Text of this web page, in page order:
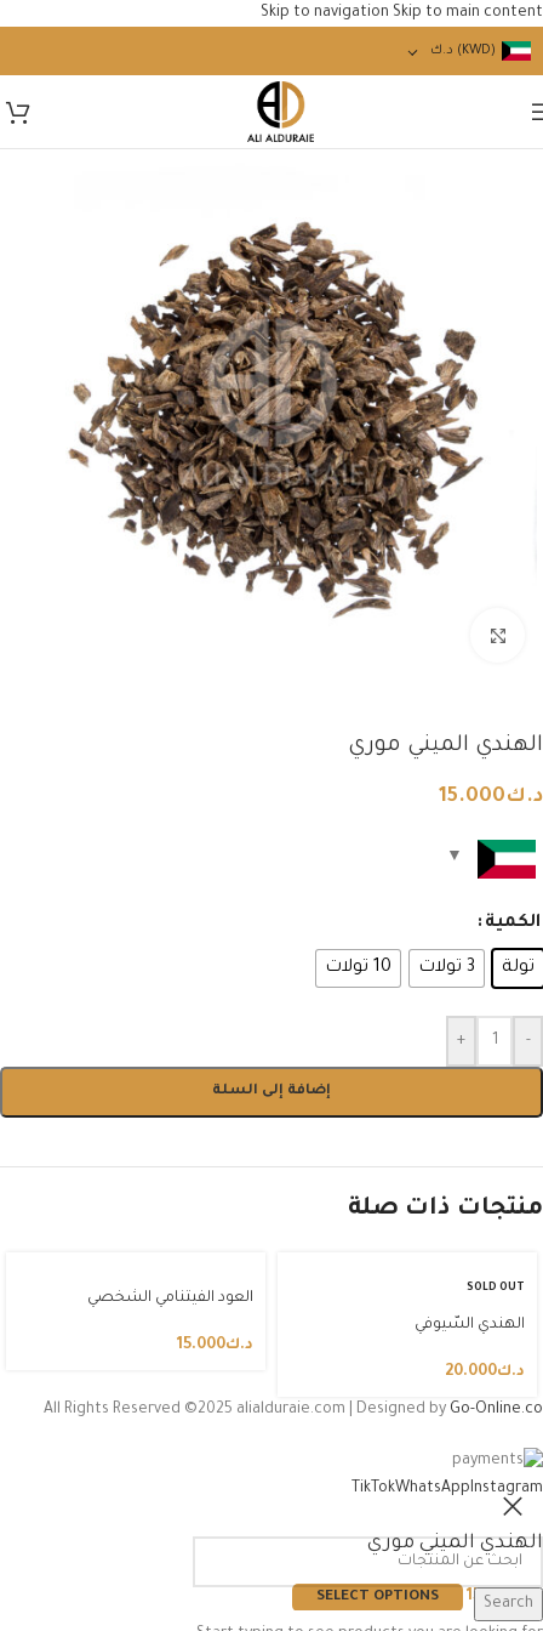
Skip to navigation Skip to main content
(KWD) د.ك
الهندي الميني موري
د.ك15.000
الكمية
تولة 3 تولات 10 تولات
-
+
إضافة إلى السلة
منتجات ذات صلة
SOLD OUT
الهندي السّيوفي
د.ك20.000
العود الفيتنامي الشخصي
د.ك15.000
All Rights Reserved ©2025 alialduraie.com | Designed by Go-Online.co
Search
Instagram
WhatsApp
TikTok
الهندي الميني موري
د.ك15.000
SELECT OPTIONS